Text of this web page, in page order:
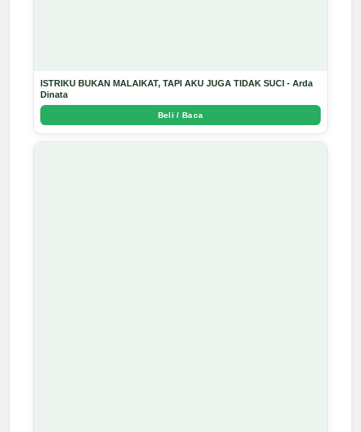
ISTRIKU BUKAN MALAIKAT, TAPI AKU JUGA TIDAK SUCI - Arda
Dinata
Beli / Baca